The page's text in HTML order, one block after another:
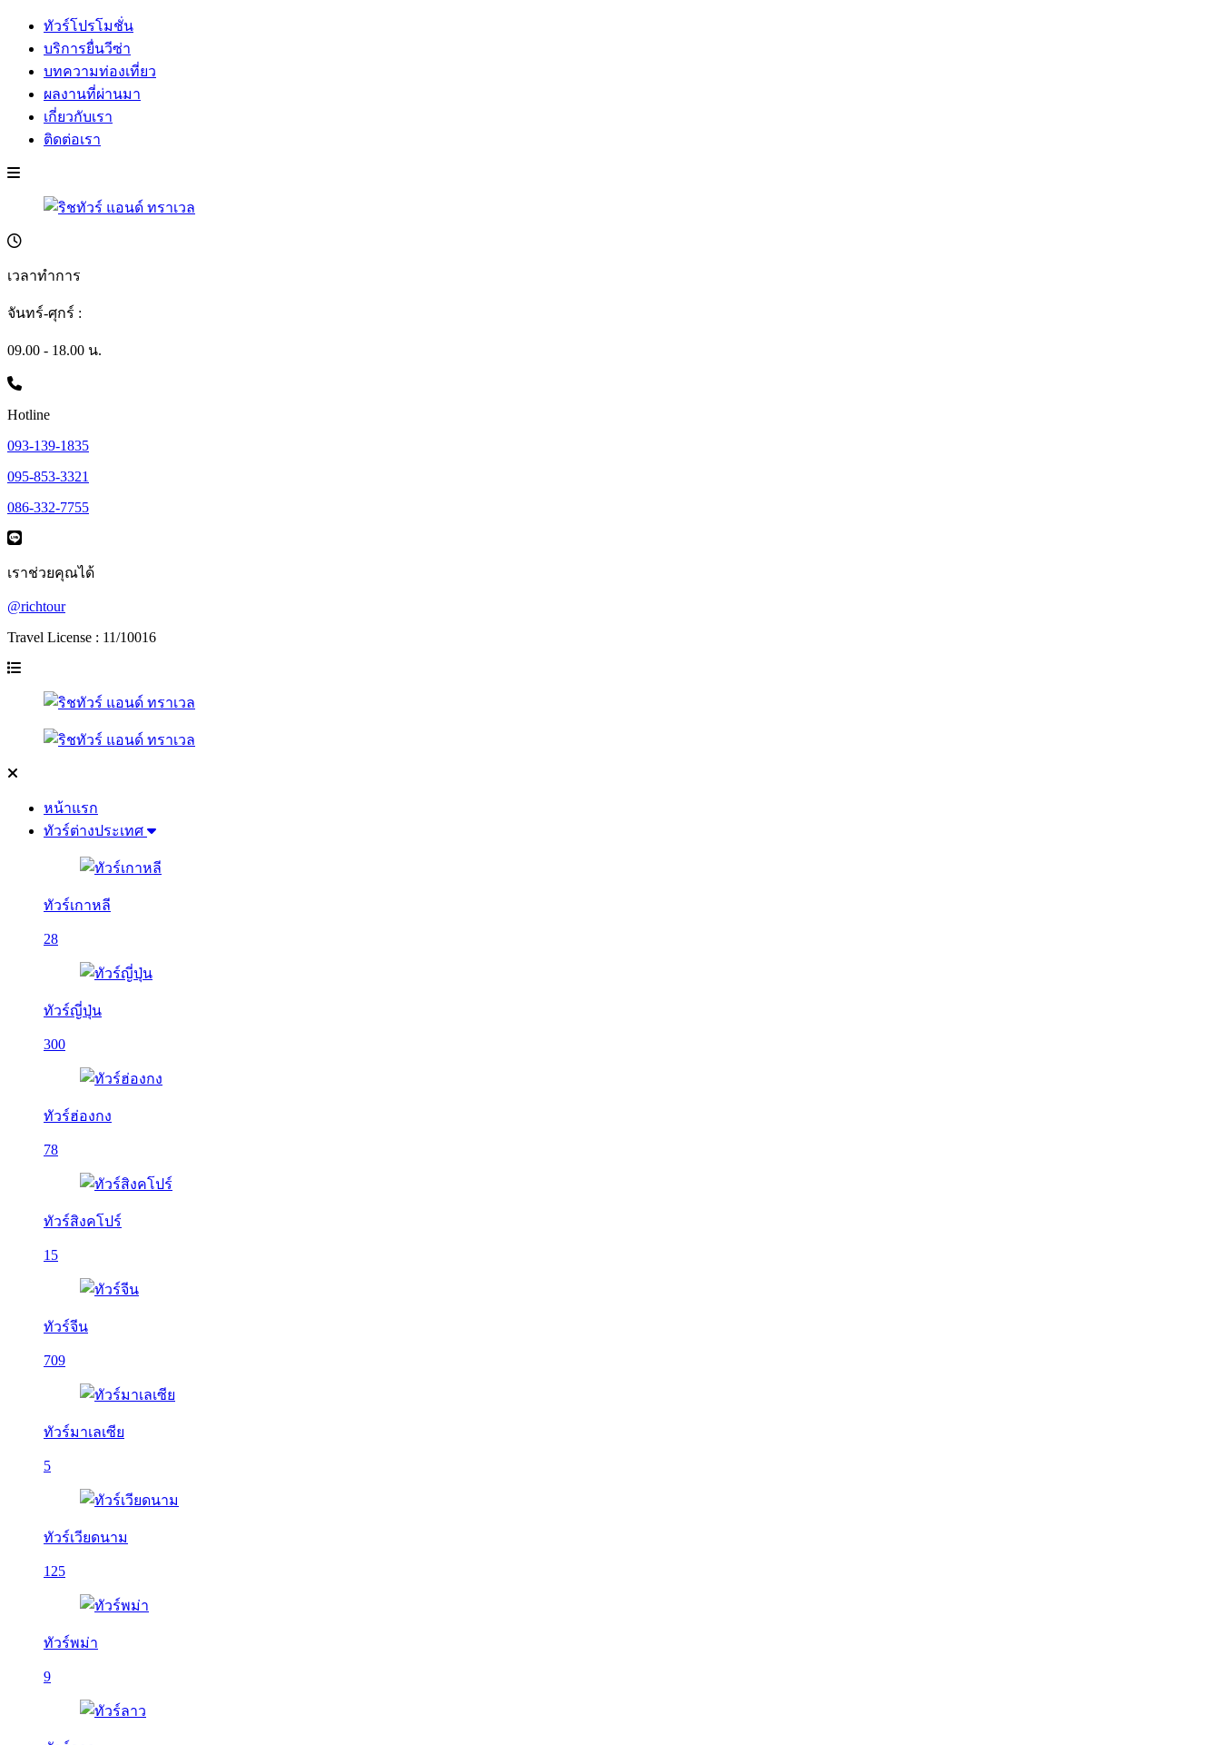
ทัวร์โปรโมชั่น
บริการยื่นวีซ่า
บทความท่องเที่ยว
ผลงานที่ผ่านมา
เกี่ยวกับเรา
ติดต่อเรา
เวลาทำการ
จันทร์-ศุกร์ :
09.00 - 18.00 น.
Hotline
093-139-1835
095-853-3321
086-332-7755
เราช่วยคุณได้
@richtour
Travel License : 11/10016
หน้าแรก
ทัวร์ต่างประเทศ
ทัวร์เกาหลี
28
ทัวร์ญี่ปุ่น
300
ทัวร์ฮ่องกง
78
ทัวร์สิงคโปร์
15
ทัวร์จีน
709
ทัวร์มาเลเซีย
5
ทัวร์เวียดนาม
125
ทัวร์พม่า
9